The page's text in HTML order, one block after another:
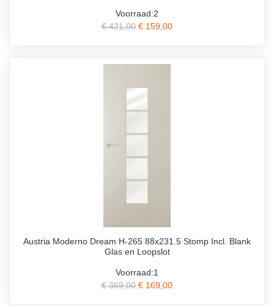
Voorraad:2
€ 421,00 € 159,00
Austria Moderno Dream H-265 88x231.5 Stomp Incl. Blank
Glas en Loopslot
Voorraad:1
€ 369,00 € 169,00